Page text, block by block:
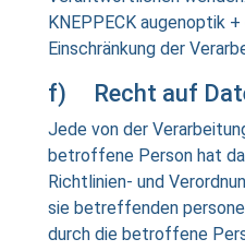
KNEPPECK augenoptik
Einschränkung der
f) Recht auf
Jede von der
betroffene Person hat
Richtlinien- und
sie betreffenden
durch die betroffene